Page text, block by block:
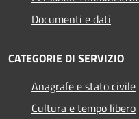
Documenti e dati
CATEGORIE DI SERVIZIO
Anagrafe e stato civile
Cultura e tempo libero